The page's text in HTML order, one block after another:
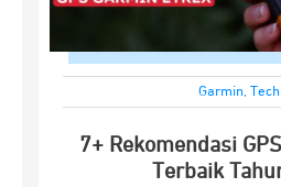
Garmin,
7+ Rekomendasi
Terbaik